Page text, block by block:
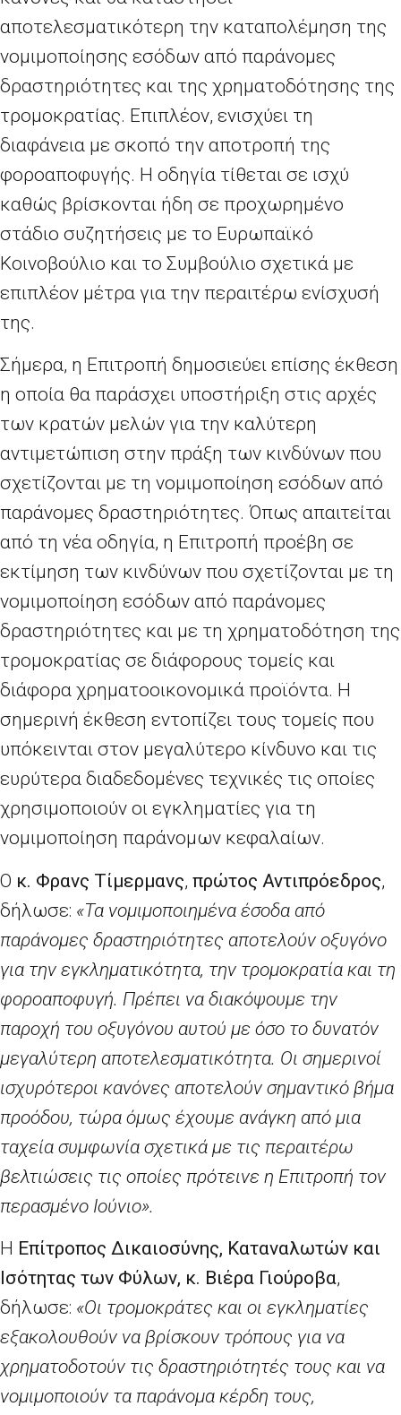
αποτελεσματικότερη την καταπολέμηση της
νομιμοποίησης εσόδων από παράνομες
δραστηριότητες και της χρηματοδότησης της
τρομοκρατίας. Επιπλέον, ενισχύει τη
διαφάνεια με σκοπό την αποτροπή της
φοροαποφυγής. Η οδηγία τίθεται σε ισχύ
καθώς βρίσκονται ήδη σε προχωρημένο
στάδιο συζητήσεις με το Ευρωπαϊκό
Κοινοβούλιο και το Συμβούλιο σχετικά με
επιπλέον μέτρα για την περαιτέρω ενίσχυσή
της.
Σήμερα, η Επιτροπή δημοσιεύει επίσης έκθεση
η οποία θα παράσχει υποστήριξη στις αρχές
των κρατών μελών για την καλύτερη
αντιμετώπιση στην πράξη των κινδύνων που
σχετίζονται με τη νομιμοποίηση εσόδων από
παράνομες δραστηριότητες. Όπως απαιτείται
από τη νέα οδηγία, η Επιτροπή προέβη σε
εκτίμηση των κινδύνων που σχετίζονται με τη
νομιμοποίηση εσόδων από παράνομες
δραστηριότητες και με τη χρηματοδότηση της
τρομοκρατίας σε διάφορους τομείς και
διάφορα χρηματοοικονομικά προϊόντα. Η
σημερινή έκθεση εντοπίζει τους τομείς που
υπόκεινται στον μεγαλύτερο κίνδυνο και τις
ευρύτερα διαδεδομένες τεχνικές τις οποίες
χρησιμοποιούν οι εγκληματίες για τη
νομιμοποίηση παράνομων κεφαλαίων.
Ο κ. Φρανς Τίμερμανς, πρώτος Αντιπρόεδρος,
δήλωσε: «Τα νομιμοποιημένα έσοδα από
παράνομες δραστηριότητες αποτελούν οξυγόνο
για την εγκληματικότητα, την τρομοκρατία και τη
φοροαποφυγή. Πρέπει να διακόψουμε την
παροχή του οξυγόνου αυτού με όσο το δυνατόν
μεγαλύτερη αποτελεσματικότητα. Οι σημερινοί
ισχυρότεροι κανόνες αποτελούν σημαντικό βήμα
προόδου, τώρα όμως έχουμε ανάγκη από μια
ταχεία συμφωνία σχετικά με τις περαιτέρω
βελτιώσεις τις οποίες πρότεινε η Επιτροπή τον
περασμένο Ιούνιο».
Η Επίτροπος Δικαιοσύνης, Καταναλωτών και
Ισότητας των Φύλων, κ. Βιέρα Γιούροβα,
δήλωσε: «Οι τρομοκράτες και οι εγκληματίες
εξακολουθούν να βρίσκουν τρόπους για να
χρηματοδοτούν τις δραστηριότητές τους και να
νομιμοποιούν τα παράνομα κέρδη τους,